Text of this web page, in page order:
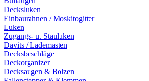
Decksluken
Einbaurahnen / Moskitogitter
Luken
Zugangs- u. Stauluken
Davits / Lademasten
Decksbeschläge
Deckorganizer
Decksaugen & Bolzen